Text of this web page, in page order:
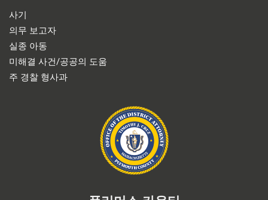
사기
의무 보고자
실종 아동
미해결 사건/공공의 도움
주 경찰 형사과